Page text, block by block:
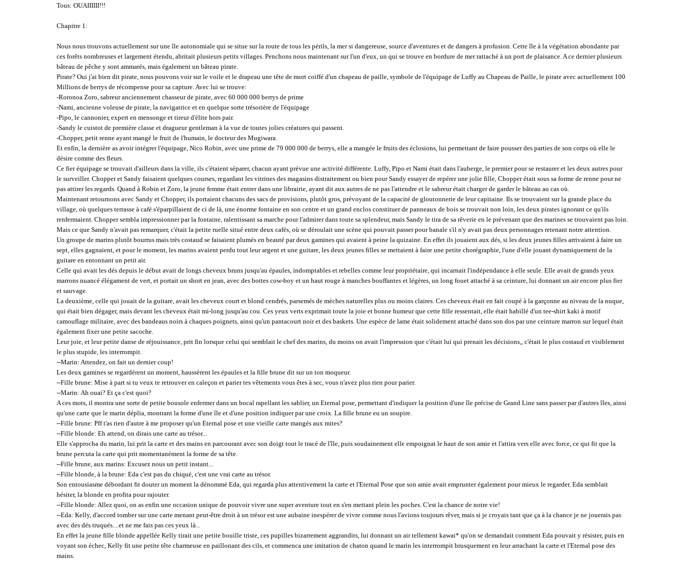
Tous: OUAIIIIII!!!
Chapitre 1:
Nous nous trouvons actuellement sur une île autonomiale qui se situe sur la route de tous les périls, la mer si dangereuse, source d'aventures et de dangers à profusion. Cette île à la végétation abondante par
ces forêts nombreuses et largement étendu, abritait plusieurs petits villages. Penchons nous maintenant sur l'un d'eux, un qui se trouve en bordure de mer rattaché à un port de plaisance. A ce dernier plusieurs
bâteau de pêche y sont ammarés, mais également un bâteau pirate.
Pirate? Oui j'ai bien dit pirate, nous pouvons voir sur le voile et le drapeau une tête de mort coiffé d'un chapeau de paille, symbole de l'équipage de Luffy au Chapeau de Paille, le pirate avec actuellement 100
Millions de berrys de récompense pour sa capture. Avec lui se trouve:
-Roronoa Zoro, sabreur anciennement chasseur de pirate, avec 60 000 000 berrys de prime
-Nami, ancienne voleuse de pirate, la navigatrice et en quelque sorte trésorière de l'équipage
-Pipo, le cannonier, expert en mensonge et tireur d'élite hors pair.
-Sandy le cuistot de première classe et dragueur gentleman à la vue de toutes jolies créatures qui passent.
-Chopper, petit renne ayant mangé le fruit de l'humain, le docteur des Mugiwara.
Et enfin, la dernière as avoir intégrer l'équipage, Nico Robin, avec une prime de 79 000 000 de berrys, elle a mangée le fruits des éclosions, lui permettant de faire pousser des parties de son corps où elle le
désire comme des fleurs.
Ce fier équipage se trouvait d'ailleurs dans la ville, ils c'étaient séparer, chacun ayant prévue une activité différente. Luffy, Pipo et Nami était dans l'auberge, le premier pour se restaurer et les deux autres pour
le surveiller. Chopper et Sandy faisaient quelques courses, regardant les vitrines des magasins distraitement ou bien pour Sandy essayer de repérer une jolie fille, Chopper était sous sa forme de renne pour ne
pas attirer les regards. Quand à Robin et Zoro, la jeune femme était entrer dans une librairie, ayant dit aux autres de ne pas l'attendre et le sabreur était charger de garder le bâteau au cas où.
Maintenant retournons avec Sandy et Chopper, ils portaient chacuns des sacs de provisions, plutôt gros, prévoyant de la capacité de gloutonnerie de leur capitaine. Ils se trouvaient sur la grande place du
village, où quelques terrasse à café s'éparpillaient de ci de là, une énorme fontaine en son centre et un grand enclos constituer de panneaux de bois se trouvait non loin, les deux pirates ignorant ce qu'ils
renfermaient. Chopper sembla impressionner par la fontaine, ralentissant sa marche pour l'admirer dans toute sa splendeur, mais Sandy le tira de sa rêverie en le prévenant que des marines se trouvaient pas loin.
Mais ce que Sandy n'avait pas remarquer, c'était la petite ruelle situé entre deux cafés, où se déroulait une scène qui pouvait passer pour banale s'il n'y avait pas deux personnages retenant notre attention.
Un groupe de marins plutôt bourrus mais très costaud se faisaient plumés en beauté par deux gamines qui avaient à peine la quizaine. En effet ils jouaient aux dés, si les deux jeunes filles arrivaient à faire un
sept, elles gagnaient, et pour le moment, les marins avaient perdu tout leur argent et une guitare, les deux jeunes filles se mettaient à faire une petite chorégraphie, l'une d'elle jouant dynamiquement de la
guitare en entonnant un petit air.
Celle qui avait les dés depuis le début avait de longs cheveux bruns jusqu'au épaules, indomptables et rebelles comme leur propriétaire, qui incarnait l'indépendance à elle seule. Elle avait de grands yeux
marrons nuancé élégament de vert, et portait un short en jean, avec des bottes cow-boy et un haut rouge à manches bouffantes et légères, un long fouet attaché à sa ceinture, lui donnant un air encore plus fier
et sauvage.
La deuxième, celle qui jouait de la guitare, avait les cheveux court et blond cendrés, parsemés de mèches naturelles plus ou moins claires. Ces cheveux était en fait coupé à la garçonne au niveau de la nuque,
qui était bien dégager, mais devant les cheveux était mi-long jusqu'au cou. Ces yeux verts exprimait toute la joie et bonne humeur que cette fille ressentait, elle était habillé d'un tee-shirt kaki à motif
camouflage militaire, avec des bandeaus noirs à chaques poignets, ainsi qu'un pantacourt noir et des baskets. Une espèce de lame était solidement attaché dans son dos par une ceinture marron sur lequel était
également fixer une petite sacoche.
Leur joie, et leur petite danse de réjouissance, prit fin lorsque celui qui semblait le chef des marins, du moins on avait l'impression que c'était lui qui prenait les décisions,, c'était le plus costaud et visiblement
le plus stupide, les interrompit.
--Marin: Attendez, on fait un dernier coup!
Les deux gamines se regardèrent un moment, haussèrent les épaules et la fille brune dit sur un ton moqueur.
--Fille brune: Mise à part si tu veux te retrouver en caleçon et parier tes vêtements vous êtes à sec, vous n'avez plus rien pour parier.
--Marin: Ah ouai? Et ça c'est quoi?
A ces mots, il montra une sorte de petite bousole enfermer dans un bocal rapellant les sablier, un Eternal pose, permettant d'indiquer la position d'une île précise de Grand Line sans passer par d'autres îles, ainsi
qu'une carte que le marin déplia, montrant la forme d'une île et d'une position indiquer par une croix. La fille brune eu un soupire.
--Fille brune: Pff t'as rien d'autre à me proposer qu'un Eternal pose et une vieille carte mangés aux mites?
--Fille blonde: Eh attend, on dirais une carte au trésor...
Elle s'approcha du marin, lui prit la carte et des mains en parcourant avec son doigt tout le tracé de l'île, puis soudainement elle empoignat le haut de son amie et l'attira vers elle avec force, ce qui fit que la
brune percuta la carte qui prit momentanément la forme de sa tête.
--Fille brune, aux marins: Excusez nous un petit instant...
--Fille blonde, à la brune: Eda c'est pas du chiqué, c'est une vrai carte au trésor.
Son entousiasme débordant fit douter un moment la dénommé Eda, qui regarda plus attentivement la carte et l'Eternal Pose que son amie avait emprunter également pour mieux le regarder. Eda semblait
hésiter, la blonde en profita pour rajouter.
--Fille blonde: Allez quoi, on as enfin une occasion unique de pouvoir vivre une super aventure tout en s'en mettant plein les poches. C'est la chance de notre vie!
--Eda: Kelly, d'accord tomber sur une carte menant peut-être droit à un trésor est une aubaine inespérer de vivre comme nous l'avions toujours rêver, mais si je croyais tant que ça à la chance je ne jouerais pas
avec des dés truqués....et ne me fais pas ces yeux là...
En effet la jeune fille blonde appellée Kelly tirait une petite bouille triste, ces pupilles bizarrement aggrandits, lui donnant un air tellement kawai* qu'on se demandait comment Eda pouvait y résister, puis en
voyant son échec, Kelly fit une petite tête charmeuse en paillonant des cils, et commenca une imitation de chaton quand le marin les interrompit brusquement en leur arrachant la carte et l'Eternal pose des
mains.